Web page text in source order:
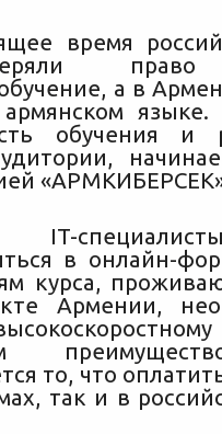
время
право
а в
языке.
обучения и
IT-
в онлайн-
курса,
Армении,
то, что
так и в